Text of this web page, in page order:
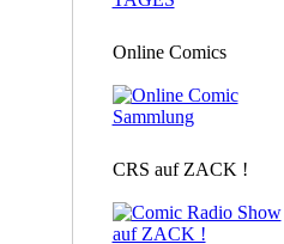
Online Comics
CRS auf ZACK !